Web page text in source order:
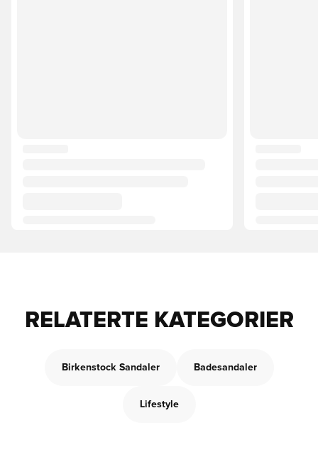
RELATERTE KATEGORIER
Birkenstock Sandaler Badesandaler
Lifestyle